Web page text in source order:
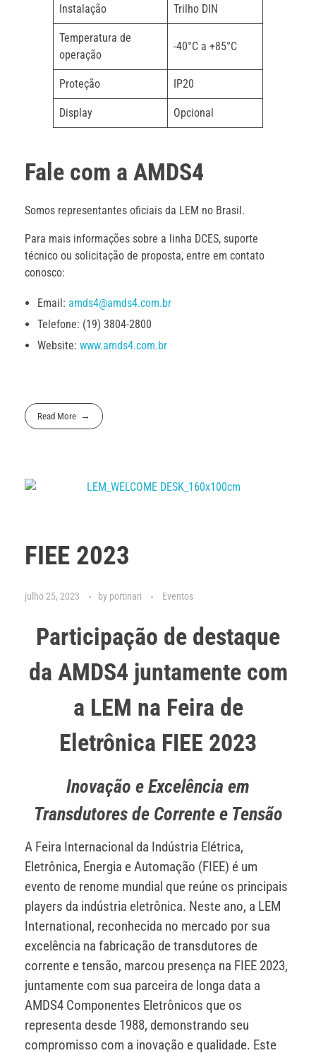
Instalação Trilho DIN
Temperatura de
operação
-40°C a +85°C
Proteção IP20
Display Opcional
Fale com a AMDS4
Somos representantes oficiais da LEM no Brasil.
Para mais informações sobre a linha DCES, suporte
técnico ou solicitação de proposta, entre em contato
conosco:
Email: amds4@amds4.com.br
Telefone: (19) 3804-2800
Website: www.amds4.com.br
Read More
FIEE 2023
julho 25, 2023 by portinari Eventos
Participação de destaque
da AMDS4 juntamente com
a LEM na Feira de
Eletrônica FIEE 2023
Inovação e Excelência em
Transdutores de Corrente e Tensão
A Feira Internacional da Indústria Elétrica,
Eletrônica, Energia e Automação (FIEE) é um
evento de renome mundial que reúne os principais
players da indústria eletrônica. Neste ano, a LEM
International, reconhecida no mercado por sua
excelência na fabricação de transdutores de
corrente e tensão, marcou presença na FIEE 2023,
juntamente com sua parceira de longa data a
AMDS4 Componentes Eletrônicos que os
representa desde 1988, demonstrando seu
compromisso com a inovação e qualidade. Este